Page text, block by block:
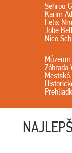
Sehrou
Karim
Felix
Jobe
Nico
Záhrada